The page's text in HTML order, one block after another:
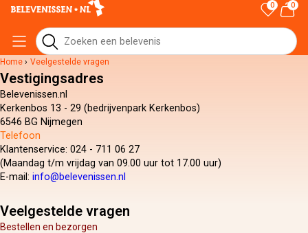
0 0
Home › Veelgestelde vragen
Vestigingsadres
Belevenissen.nl
Kerkenbos 13 - 29 (bedrijvenpark Kerkenbos)
6546 BG Nijmegen
Telefoon
Klantenservice: 024 - 711 06 27
(Maandag t/m vrijdag van 09.00 uur tot 17.00 uur)
E-mail: info@belevenissen.nl
Veelgestelde vragen
Bestellen en bezorgen